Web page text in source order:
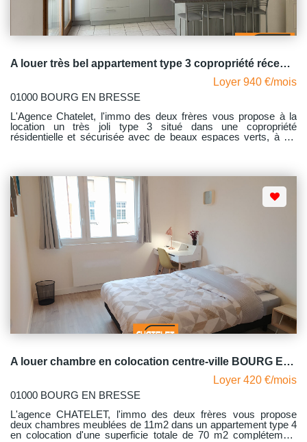
A louer très bel appartement type 3 copropriété récente proche gare BOURG EN BRESSE
Loyer 940 €/mois
01000 BOURG EN BRESSE
L'Agence Chatelet, l'immo des deux frères vous propose à la
location un très joli type 3 situé dans une copropriété
résidentielle et sécurisée avec de beaux espaces verts, à dix
ouvert sur une cuisine aménagée et équipée avec accès à un
balcon exposé sud d'une surface de 11m2, un dégagement
desservant deux chambres dont l'une avec placard mural, une
salle d'eau et un WC individuel. Attention les photos montrent le
logement meublé mais il est bien loué vide . Possibilité de
parking non privatif. Libre au 05.08.2026 Une visite virtuelle est
disponible : https://tour.previsite.com/FB8E115F-4557-2ED0-
1DCC-E2A2C7878227
A louer chambre en colocation centre-ville BOURG EN BRESSE avec balcon et bûcher
Loyer 420 €/mois
01000 BOURG EN BRESSE
L'agence CHATELET, l'immo des deux frères vous propose
deux chambres meublées de 11m2 dans un appartement type 4
en colocation d'une superficie totale de 70 m2 complétement